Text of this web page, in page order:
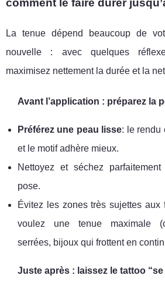
comment le faire durer
La tenue dépend beaucoup de
nouvelle : avec quelques
maximisez nettement la durée et la
Avant l’application : préparez la
Préférez une peau lisse: le rendu
et le motif adhère mieux.
Nettoyez et séchez
pose.
Évitez les zones très sujettes aux
voulez une tenue maximale
serrées, bijoux qui frottent en
Juste après : laissez le tattoo “se